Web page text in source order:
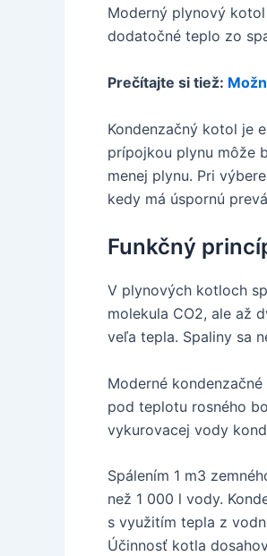
Moderný plynový
dodatočné teplo zo
Prečítajte si tiež:
Kondenzačný kotol je
prípojkou plynu môže
menej plynu. Pri
kedy má úspornú
Funkčný
V plynových kotloch
molekula CO2, ale až
veľa tepla. Spaliny sa
Moderné
pod teplotu rosného
vykurovacej vody
Spálením 1 m3
než 1 000 l vody.
s využitím tepla z
Účinnosť kotla